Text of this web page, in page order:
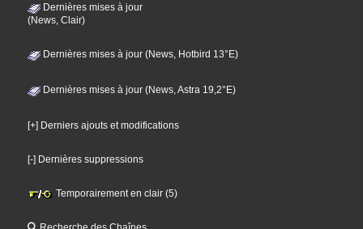
Dernières mises à jour
(News, Clair)
Dernières mises à jour (News, Hotbird 13°E)
Dernières mises à jour (News, Astra 19,2°E)
[+] Derniers ajouts et modifications
[-] Dernières suppressions
Temporairement en clair (5)